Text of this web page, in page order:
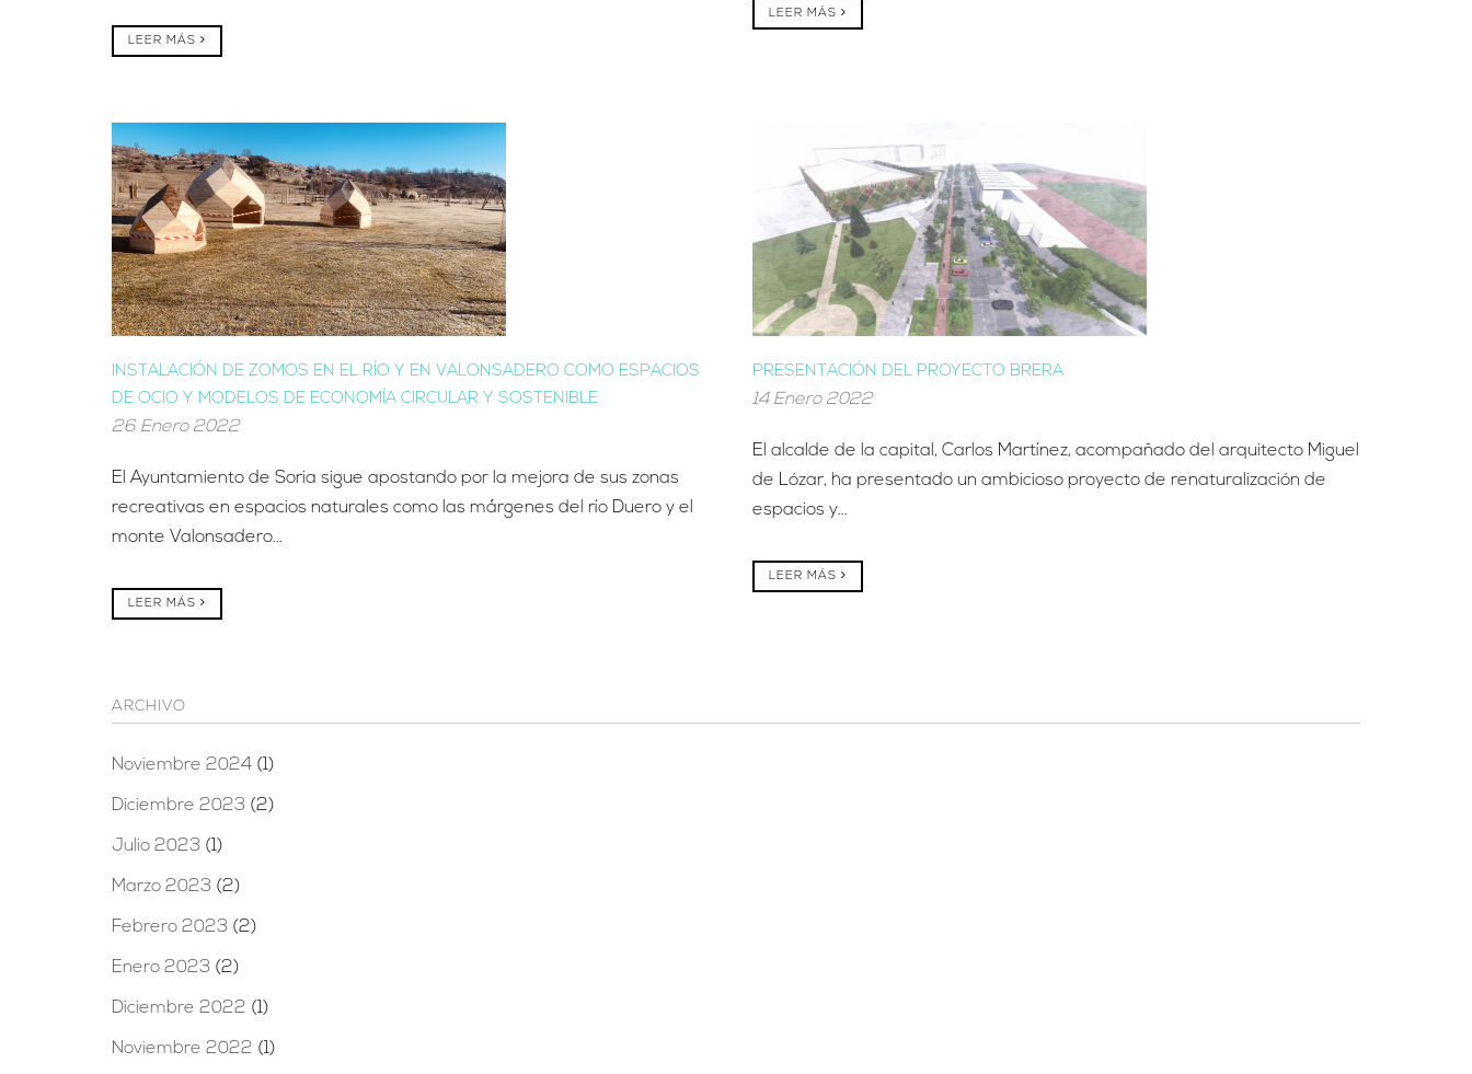
LEER MÁS
LEER MÁS
INSTALACIÓN DE ZOMOS EN EL RÍO Y EN VALONSADERO COMO ESPACIOS
DE OCIO Y MODELOS DE ECONOMÍA CIRCULAR Y SOSTENIBLE
26 Enero 2022
El Ayuntamiento de Soria sigue apostando por la mejora de sus zonas
recreativas en espacios naturales como las márgenes del río Duero y el
monte Valonsadero...
LEER MÁS
PRESENTACIÓN DEL PROYECTO BRERA
14 Enero 2022
El alcalde de la capital, Carlos Martínez, acompañado del arquitecto Miguel
de Lózar, ha presentado un ambicioso proyecto de renaturalización de
espacios y...
LEER MÁS
ARCHIVO
Noviembre 2024 (1)
Diciembre 2023 (2)
Julio 2023 (1)
Marzo 2023 (2)
Febrero 2023 (2)
Enero 2023 (2)
Diciembre 2022 (1)
Noviembre 2022 (1)